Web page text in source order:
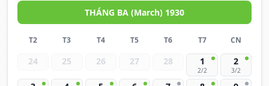
THÁNG BA (March) 1930
T2 T3 T4 T5 T6 T7 CN
24 25 26 27 28 1
2/2
2
3/2